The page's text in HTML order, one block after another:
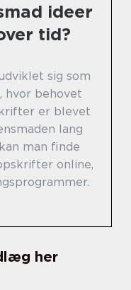
ideer
tid?
sig som
hvor behovet
er blevet
lang
man finde
online,
her